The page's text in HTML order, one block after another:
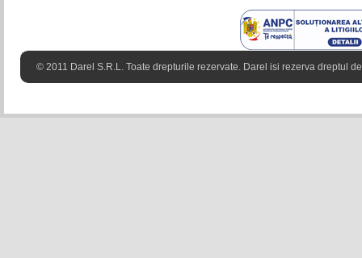
© 2011 Darel S.R.L. Toate drepturile rezervate. Darel isi rezerva dreptul